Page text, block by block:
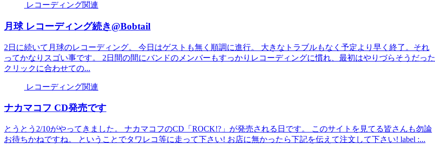
レコーディング関連
月球 レコーディング続き@Bobtail
2日に続いて月球のレコーディング。 今日はゲストも無く順調に進行。 大きなトラブルもなく予定より早く終了。それ
ってかなりスゴい事です。 2日間の間にバンドのメンバーもすっかりレコーディングに慣れ、最初はやりづらそうだった
クリックに合わせての...
レコーディング関連
ナカマコフ CD発売です
とうとう2/10がやってきました。 ナカマコフのCD「ROCK!?」が発売される日です。 このサイトを見てる皆さんも勿論
お待ちかねですね。 ということでタワレコ等に走って下さい! お店に無かったら下記を伝えて注文して下さい! label :...